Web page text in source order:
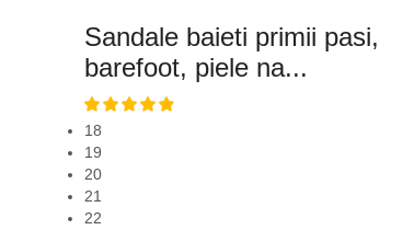
Sandale baieti primii pasi,
barefoot, piele na...
18
19
20
21
22